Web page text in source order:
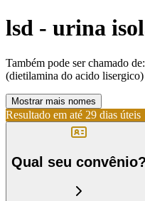
lsd - urina
Também pode ser chamado de:
(dietilamina do acido
Mostrar mais nomes
Resultado em até 29 dias úteis
Qual seu convênio?